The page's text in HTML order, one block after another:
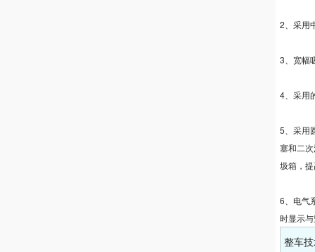
2、采用
3、宽幅
4、采用
5、采用
塞和二
圾箱，提
6、电气
时显示
整车